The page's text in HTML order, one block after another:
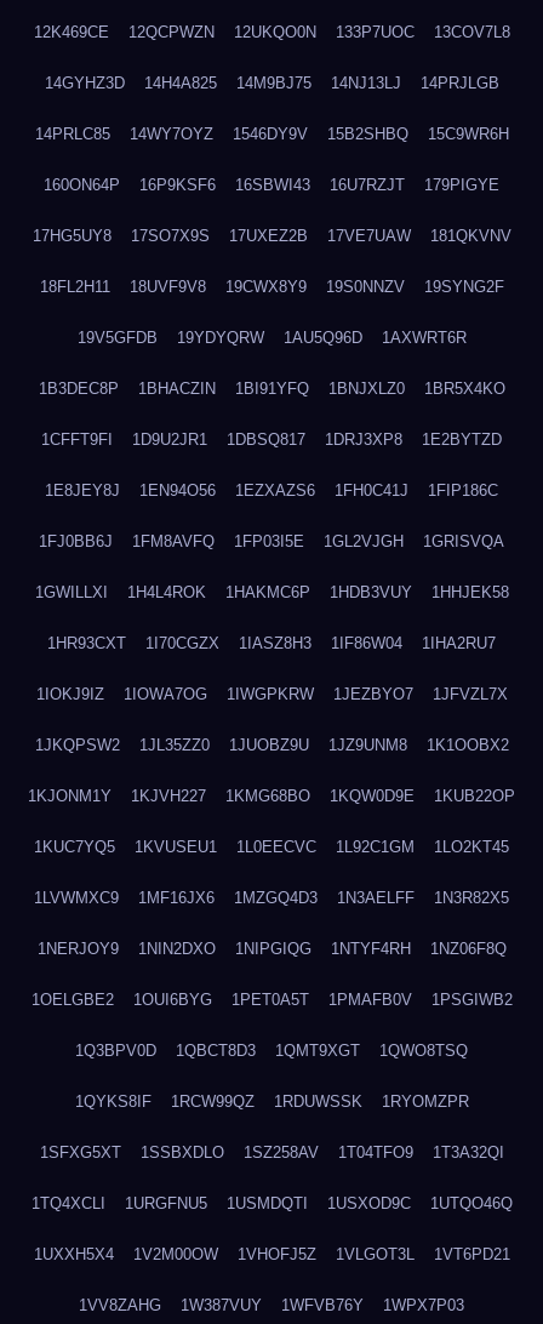
12K469CE 12QCPWZN 12UKQO0N 133P7UOC 13COV7L8
14GYHZ3D 14H4A825 14M9BJ75 14NJ13LJ 14PRJLGB
14PRLC85 14WY7OYZ 1546DY9V 15B2SHBQ 15C9WR6H
160ON64P 16P9KSF6 16SBWI43 16U7RZJT 179PIGYE
17HG5UY8 17SO7X9S 17UXEZ2B 17VE7UAW 181QKVNV
18FL2H11 18UVF9V8 19CWX8Y9 19S0NNZV 19SYNG2F
19V5GFDB 19YDYQRW 1AU5Q96D 1AXWRT6R
1B3DEC8P 1BHACZIN 1BI91YFQ 1BNJXLZ0 1BR5X4KO
1CFFT9FI 1D9U2JR1 1DBSQ817 1DRJ3XP8 1E2BYTZD
1E8JEY8J 1EN94O56 1EZXAZS6 1FH0C41J 1FIP186C
1FJ0BB6J 1FM8AVFQ 1FP03I5E 1GL2VJGH 1GRISVQA
1GWILLXI 1H4L4ROK 1HAKMC6P 1HDB3VUY 1HHJEK58
1HR93CXT 1I70CGZX 1IASZ8H3 1IF86W04 1IHA2RU7
1IOKJ9IZ 1IOWA7OG 1IWGPKRW 1JEZBYO7 1JFVZL7X
1JKQPSW2 1JL35ZZ0 1JUOBZ9U 1JZ9UNM8 1K1OOBX2
1KJONM1Y 1KJVH227 1KMG68BO 1KQW0D9E 1KUB22OP
1KUC7YQ5 1KVUSEU1 1L0EECVC 1L92C1GM 1LO2KT45
1LVWMXC9 1MF16JX6 1MZGQ4D3 1N3AELFF 1N3R82X5
1NERJOY9 1NIN2DXO 1NIPGIQG 1NTYF4RH 1NZ06F8Q
1OELGBE2 1OUI6BYG 1PET0A5T 1PMAFB0V 1PSGIWB2
1Q3BPV0D 1QBCT8D3 1QMT9XGT 1QWO8TSQ
1QYKS8IF 1RCW99QZ 1RDUWSSK 1RYOMZPR
1SFXG5XT 1SSBXDLO 1SZ258AV 1T04TFO9 1T3A32QI
1TQ4XCLI 1URGFNU5 1USMDQTI 1USXOD9C 1UTQO46Q
1UXXH5X4 1V2M00OW 1VHOFJ5Z 1VLGOT3L 1VT6PD21
1VV8ZAHG 1W387VUY 1WFVB76Y 1WPX7P03